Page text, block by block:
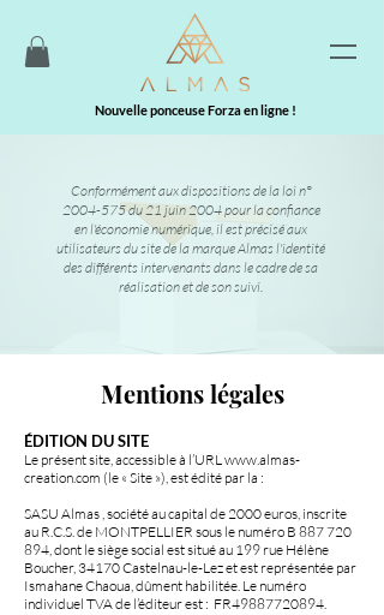
Nouvelle ponceuse Forza en ligne !
Conformément aux dispositions de la loi n°
2004-575du 21 juin 2004 pour la confiance
en l'économie numérique, il est précisé aux
utilisateurs du site de la marque Almas l'identité
des différents intervenants dans le cadre de sa
réalisation et de son suivi.
Mentions légales
ÉDITION DU SITE
Le présent site, accessible à l’URLwww.almas-
creation.com (le « Site »), est édité par la :
SASU Almas , société au capital de 2000 euros, inscrite
au R.C.S. de MONTPELLIER sous le numéro B 887 720
894, dont le siège social est situé au 199 rue Hélène
Boucher, 34170 Castelnau-le-Lez et est représentée par
Ismahane Chaoua, dûment habilitée. Le numéro
individuel TVA de l’éditeur est : FR49887720894.